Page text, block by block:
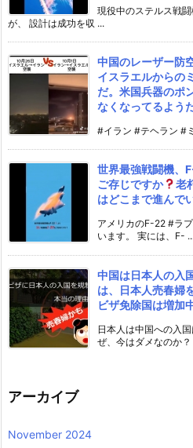
現役中のステルス戦
が、 設計は成功を収 ...
中国のレーザー防
イスラエルからの
だ。米国兵器のポ
なくなってるよう
#イラン #テヘラン #
世界最強戦闘機、
ご存じですか
老
はどこまで進んで
アメリカのF-22 #ラ
います。 実には、F- ...
中国は日本人の入
は、日本人売春婦
ビザ免除国は増加
日本人は中国への入
ぜ、今はダメなのか？
アーカイブ
November 2024